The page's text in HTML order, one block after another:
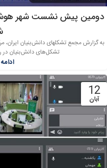
دومین پیش نشست شهر
به گزارش مجمع تشکلهای دانش‌بنیان ایران،
تشکل‌های دانش‌بنیان در
12
آبان